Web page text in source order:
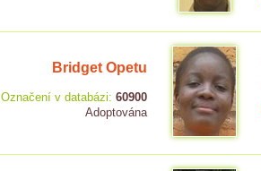
Bridget Opetu
Označení v databázi: 60900
Adoptována